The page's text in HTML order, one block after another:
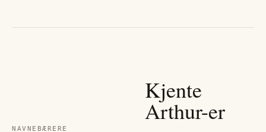
NAVNEBÆRERE
Kjente
Arthur-er